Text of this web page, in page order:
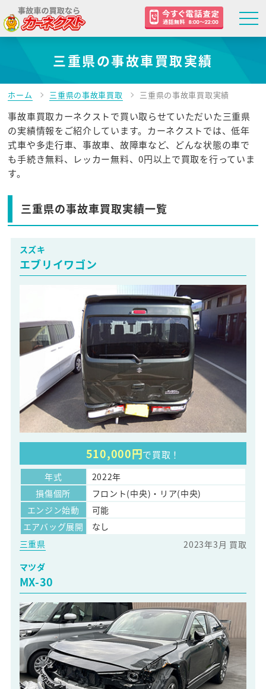
三重県の事故車買取実績
ホーム 三重県の事故車買取 三重県の事故車買取実績
事故車買取カーネクストで買い取らせていただいた三重県
の実績情報をご紹介しています。カーネクストでは、低年
式車や多走行車、事故車、故障車など、どんな状態の車で
も手続き無料、レッカー無料、0円以上で買取を行っていま
す。
三重県の事故車買取実績一覧
スズキ
エブリイワゴン
510,000円で買取！
年式
2022年
損傷個所
フロント(中央)・リア(中央)
エンジン始動
可能
エアバッグ展開
なし
三重県
2023年3月 買取
マツダ
MX-30